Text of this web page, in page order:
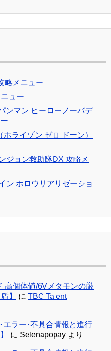
略メニュー
ュー
ンマン ヒーローノーバデ
ライゾン ゼロ ドーン）
ジョン救助隊DX 攻略メ
ン ホロウリアリゼーショ
高個体値/6Vメタモンの厳
】
に TBC Talent
エラー･不具合情報と進行
に Selenapopay より